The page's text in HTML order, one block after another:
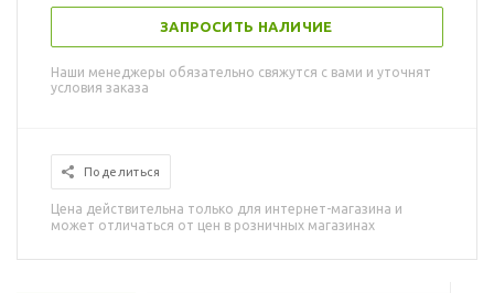
ЗАПРОСИТЬ НАЛИЧИЕ
Наши менеджеры обязательно свяжутся с вами и уточнят
условия заказа
Поделиться
Цена действительна только для интернет-магазина и
может отличаться от цен в розничных магазинах